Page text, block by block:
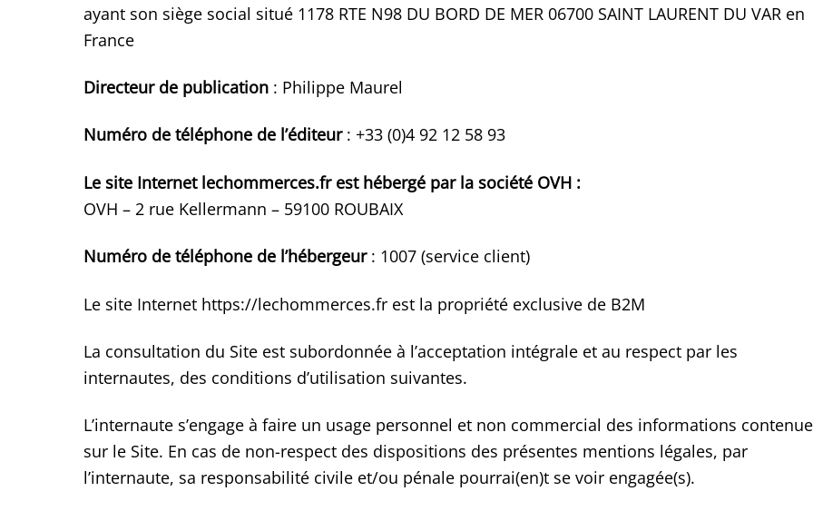
ayant son siège social situé 1178 RTE N98 DU BORD DE MER 06700 SAINT LAURENT DU VAR en
France
Directeur de publication : Philippe Maurel
Numéro de téléphone de l’éditeur : +33 (0)4 92 12 58 93
Le site Internet lechommerces.fr est hébergé par la société OVH :
OVH – 2 rue Kellermann – 59100 ROUBAIX
Numéro de téléphone de l’hébergeur : 1007 (service client)
Le site Internet https://lechommerces.fr est la propriété exclusive de B2M
La consultation du Site est subordonnée à l’acceptation intégrale et au respect par les
internautes, des conditions d’utilisation suivantes.
L’internaute s’engage à faire un usage personnel et non commercial des informations
sur le Site. En cas de non-respect des dispositions des présentes mentions légales, par
l’internaute, sa responsabilité civile et/ou pénale pourrai(en)t se voir engagée(s).